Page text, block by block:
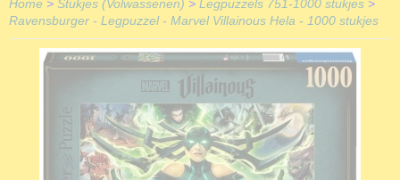
Home > Stukjes (Volwassenen) > Legpuzzels 751-1000 stukjes >
Ravensburger - Legpuzzel - Marvel Villainous Hela - 1000 stukjes